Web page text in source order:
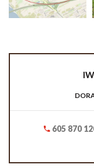
605 870